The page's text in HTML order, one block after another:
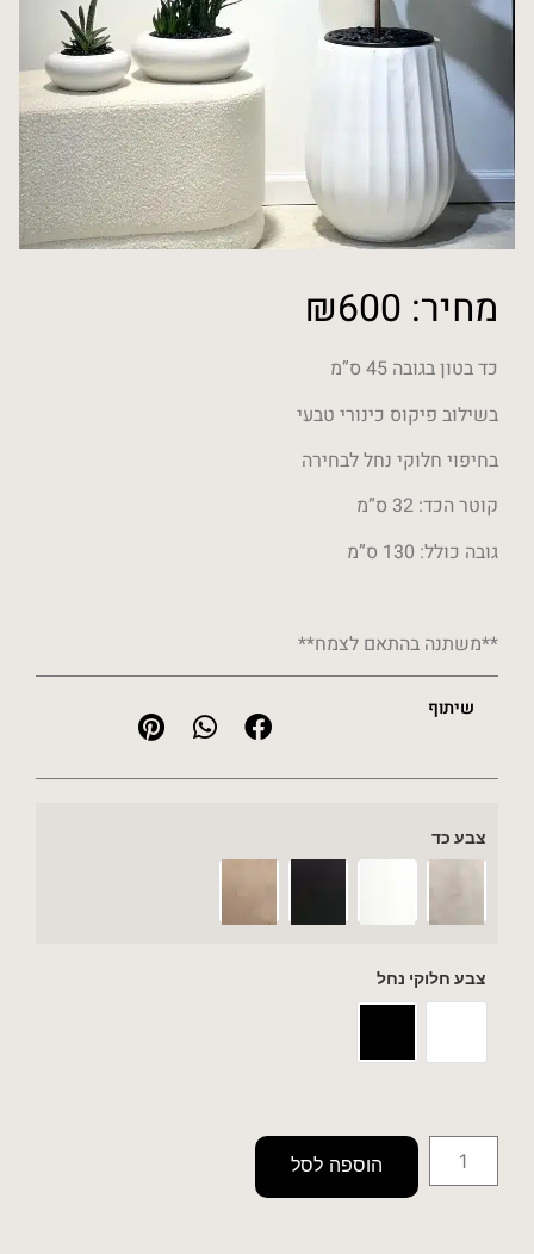
מחיר: ₪600
כד בטון בגובה 45 ס”מ
בשילוב פיקוס כינורי טבעי
בחיפוי חלוקי נחל לבחירה
קוטר הכד: 32 ס”מ
גובה כולל: 130 ס”מ
**משתנה בהתאם לצמח**
שיתוף
צבע כד
צבע חלוקי נחל
הוספה לסל